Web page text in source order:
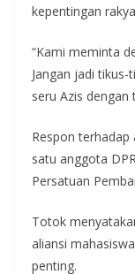
kepentingan
“Kami meminta
Jangan jadi
seru Azis dengan
Respon
satu anggota
Persatuan
Totok
aliansi
penting.